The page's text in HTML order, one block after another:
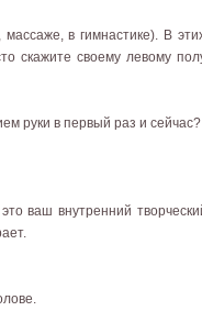
массаже, в гимнастике). В
скажите своему левому
руки в первый раз и сейчас?
ваш внутренний